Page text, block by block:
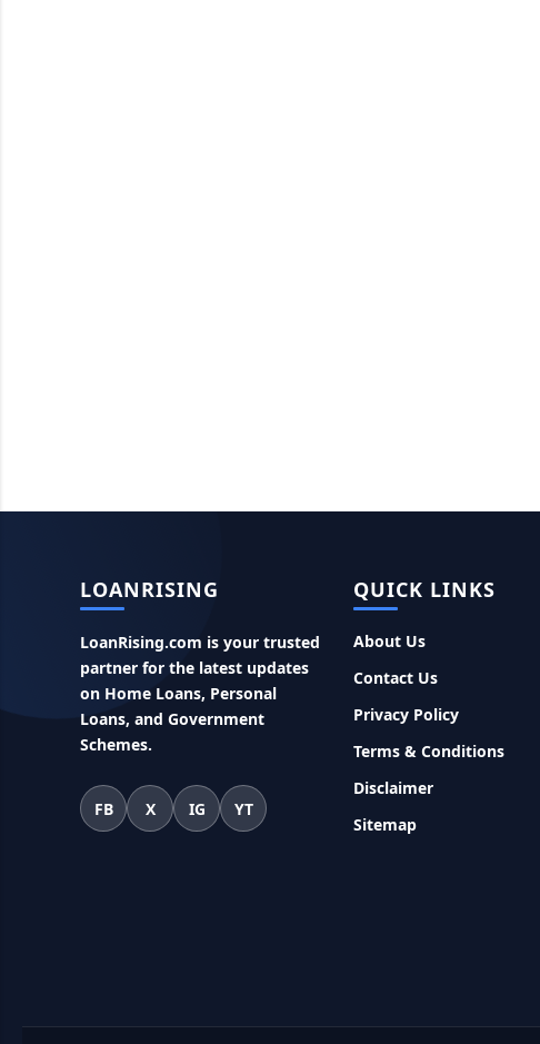
LOANRISING
LoanRising.com is your trusted
partner for the latest updates
on Home Loans, Personal
Loans, and Government
Schemes.
FB X IG YT
QUICK LINKS
About Us
Contact Us
Privacy Policy
Terms & Conditions
Disclaimer
Sitemap